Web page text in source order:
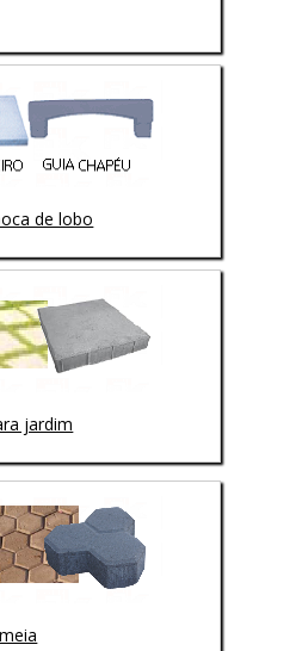
de lobo
jardim